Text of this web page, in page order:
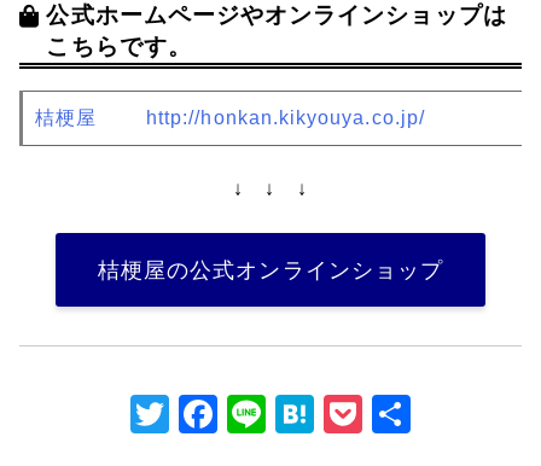
公式ホームページやオンラインショップは
こちらです。
桔梗屋 http://honkan.kikyouya.co.jp/
↓ ↓ ↓
桔梗屋の公式オンラインショップ
T
F
Li
H
P